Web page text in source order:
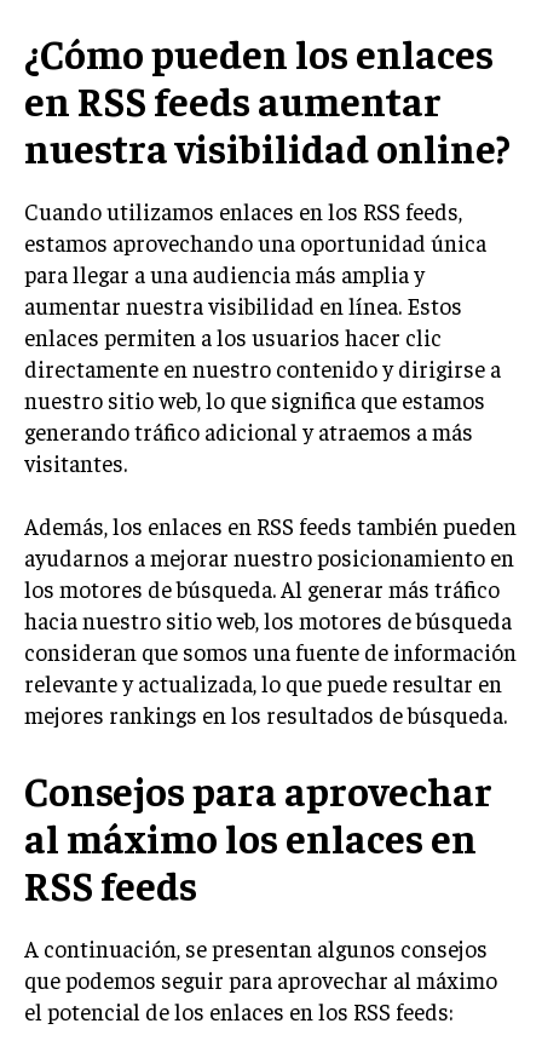
GESTIÓN DE MARCA
INVESTIGACIÓN DE MERCADO
ANÁLISIS DE COMPETENCIA
GESTIÓN DE CLIENTES
EMPRENDIMIENTO
INNOVACIÓN EMPRESARIAL
GESTIÓN DEL CAMBIO
LIDERAZGO
HABILIDADES DIRECTIVAS
PLANIFICACIÓN EMPRESARIAL
FINANZAS
FINANZAS Y CONTABILIDAD
GESTIÓN DE RECURSOS FINANCIEROS
INVERSIONES Y MERCADOS FINANCIEROS
ECONOMÍA EMPRESARIAL
INTERNACIONAL
NEGOCIOS INTERNACIONALES
EXPANSIÓN GLOBAL
IMPORTACIÓN Y EXPORTACIÓN
¿Cómo pueden los enlaces
en RSS feeds aumentar
nuestra visibilidad online?
Cuando utilizamos enlaces en los RSS feeds,
estamos aprovechando una oportunidad única
para llegar a una audiencia más amplia y
aumentar nuestra visibilidad en línea. Estos
enlaces permiten a los usuarios hacer clic
directamente en nuestro contenido y dirigirse a
nuestro sitio web, lo que significa que estamos
generando tráfico adicional y atraemos a más
visitantes.
Además, los enlaces en RSS feeds también pueden
ayudarnos a mejorar nuestro posicionamiento en
los motores de búsqueda. Al generar más tráfico
hacia nuestro sitio web, los motores de búsqueda
consideran que somos una fuente de información
relevante y actualizada, lo que puede resultar en
mejores rankings en los resultados de búsqueda.
Consejos para aprovechar
al máximo los enlaces en
RSS feeds
A continuación, se presentan algunos consejos
que podemos seguir para aprovechar al máximo
el potencial de los enlaces en los RSS feeds: